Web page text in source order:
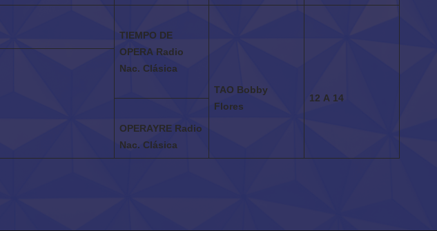
TIEMPO DE
OPERA Radio
Nac. Clásica
TAO Bobby
Flores
12 A 14
OPERAYRE Radio
Nac. Clásica